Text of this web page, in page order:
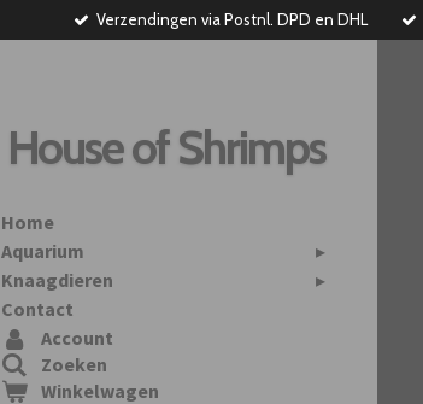
Verzendingen via Postnl. DPD en DHL
House of Shrimps
Home
Aquarium
Knaagdieren
Contact
Account
Zoeken
Winkelwagen